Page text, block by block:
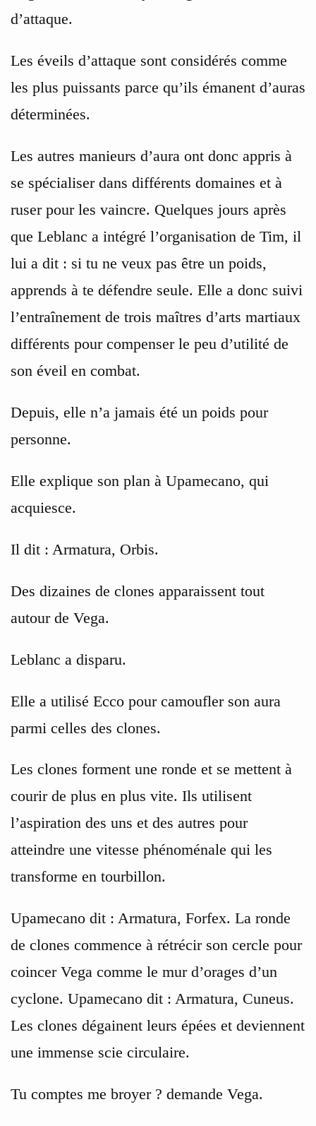
d’attaque.
Les éveils d’attaque sont considérés comme
les plus puissants parce qu’ils émanent d’auras
déterminées.
Les autres manieurs d’aura ont donc appris à
se spécialiser dans différents domaines et à
ruser pour les vaincre. Quelques jours après
que Leblanc a intégré l’organisation de Tim, il
lui a dit : si tu ne veux pas être un poids,
apprends à te défendre seule. Elle a donc suivi
l’entraînement de trois maîtres d’arts martiaux
différents pour compenser le peu d’utilité de
son éveil en combat.
Depuis, elle n’a jamais été un poids pour
personne.
Elle explique son plan à Upamecano, qui
acquiesce.
Il dit : Armatura, Orbis.
Des dizaines de clones apparaissent tout
autour de Vega.
Leblanc a disparu.
Elle a utilisé Ecco pour camoufler son aura
parmi celles des clones.
Les clones forment une ronde et se mettent à
courir de plus en plus vite. Ils utilisent
l’aspiration des uns et des autres pour
atteindre une vitesse phénoménale qui les
transforme en tourbillon.
Upamecano dit : Armatura, Forfex. La ronde
de clones commence à rétrécir son cercle pour
coincer Vega comme le mur d’orages d’un
cyclone. Upamecano dit : Armatura, Cuneus.
Les clones dégainent leurs épées et deviennent
une immense scie circulaire.
Tu comptes me broyer ? demande Vega.